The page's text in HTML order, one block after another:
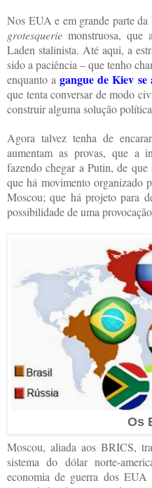
Nos EUA e em grande parte
grotesquerie monstruosa, que
Laden stalinista. Até aqui, a
sido a paciência – que tenho
enquanto agangue de Kiev se
que tenta conversar de modo
construir alguma solução
Agora talvez tenha de
aumentam as provas, que a
fazendo chegar a Putin, de
que há movimento organizado
Moscou; que há projeto para
possibilidade de uma
Os
Moscou, aliada aos BRICS,
sistema do dólar norte-
economia de guerra dos EUA